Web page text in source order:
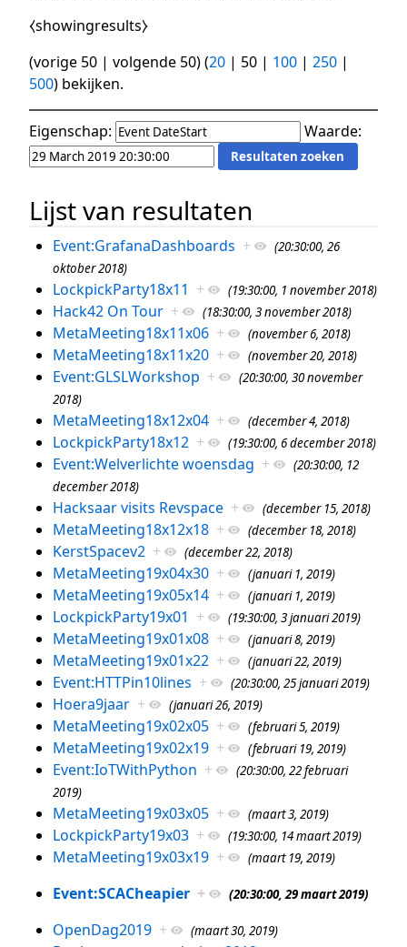
⧼showingresults⧽
(vorige 50 | volgende 50) (20 | 50 | 100 | 250 |
500) bekijken.
Eigenschap: Waarde:
Lijst van resultaten
Event:GrafanaDashboards +
(20:30:00, 26
oktober 2018)
LockpickParty18x11 + (19:30:00, 1 november 2018)
Hack42 On Tour + (18:30:00, 3 november 2018)
MetaMeeting18x11x06 + (november 6, 2018)
MetaMeeting18x11x20 + (november 20, 2018)
Event:GLSLWorkshop +
(20:30:00, 30 november
2018)
MetaMeeting18x12x04 + (december 4, 2018)
LockpickParty18x12 + (19:30:00, 6 december 2018)
Event:Welverlichte woensdag +
(20:30:00, 12
december 2018)
Hacksaar visits Revspace + (december 15, 2018)
MetaMeeting18x12x18 + (december 18, 2018)
KerstSpacev2 + (december 22, 2018)
MetaMeeting19x04x30 + (januari 1, 2019)
MetaMeeting19x05x14 + (januari 1, 2019)
LockpickParty19x01 + (19:30:00, 3 januari 2019)
MetaMeeting19x01x08 + (januari 8, 2019)
MetaMeeting19x01x22 + (januari 22, 2019)
Event:HTTPin10lines + (20:30:00, 25 januari 2019)
Hoera9jaar + (januari 26, 2019)
MetaMeeting19x02x05 + (februari 5, 2019)
MetaMeeting19x02x19 + (februari 19, 2019)
Event:IoTWithPython +
(20:30:00, 22 februari
2019)
MetaMeeting19x03x05 + (maart 3, 2019)
LockpickParty19x03 + (19:30:00, 14 maart 2019)
MetaMeeting19x03x19 + (maart 19, 2019)
Event:SCACheapier + (20:30:00, 29 maart 2019)
OpenDag2019 + (maart 30, 2019)